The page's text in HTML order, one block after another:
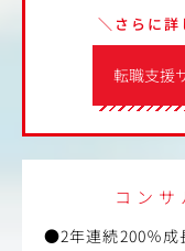
転職支援
＼さらに
コン
●2年連続200％成